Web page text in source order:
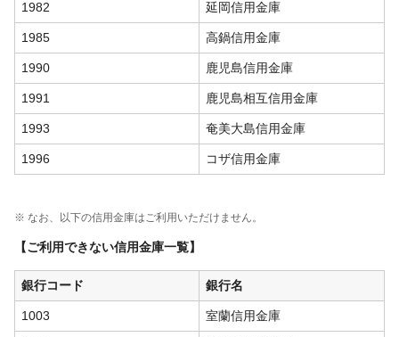
1982 延岡信用金庫
1985 高鍋信用金庫
1990 鹿児島信用金庫
1991 鹿児島相互信用金庫
1993 奄美大島信用金庫
1996 コザ信用金庫
※ なお、以下の信用金庫はご利用いただけません。
【ご利用できない信用金庫一覧】
銀行コード 銀行名
1003 室蘭信用金庫